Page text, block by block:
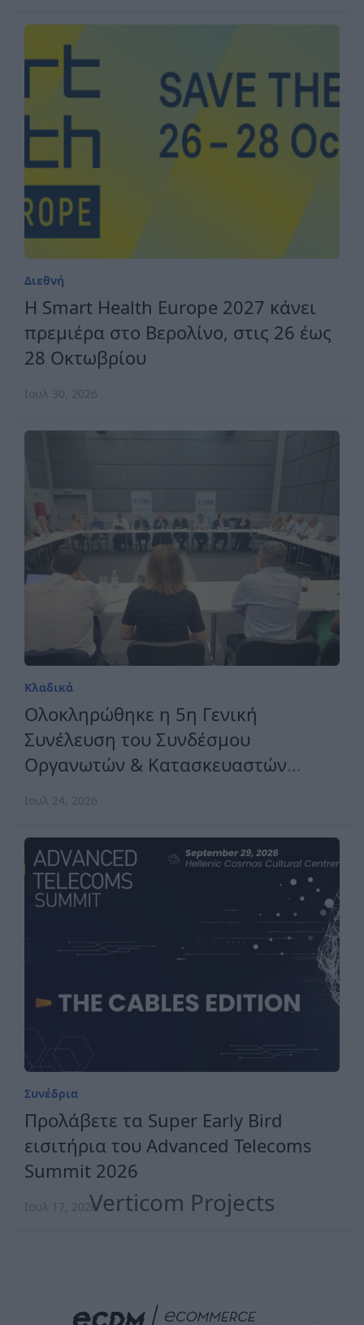
Διεθνή
H Smart Health Europe 2027 κάνει
πρεμιέρα στο Βερολίνο, στις 26 έως
28 Οκτωβρίου
Ιουλ 30, 2026
Κλαδικά
Ολοκληρώθηκε η 5η Γενική
Συνέλευση του Συνδέσμου
Οργανωτών & Κατασκευαστών
Ιουλ 24, 2026
Συνέδρια
Προλάβετε τα Super Early Bird
εισιτήρια του Advanced Telecoms
Summit 2026
Ιουλ 17, 2026Verticom Projects